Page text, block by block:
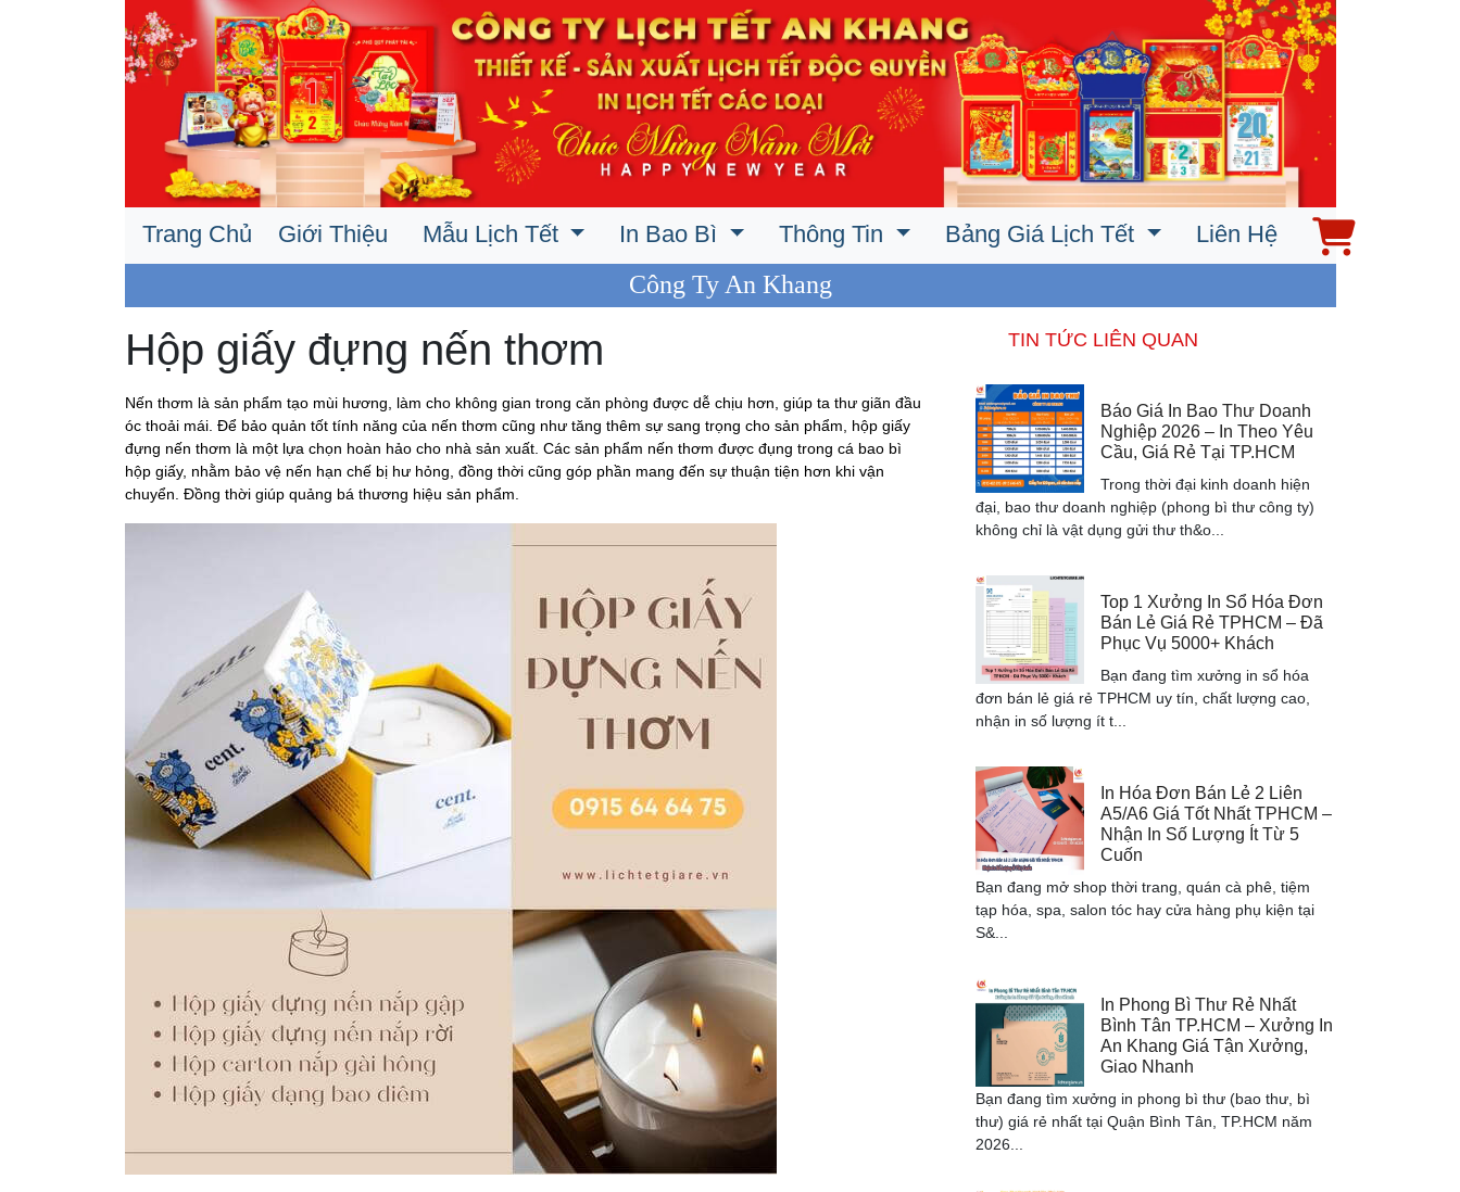
Trang Chủ Giới Thiệu Mẫu Lịch Tết In Bao Bì Thông Tin Bảng Giá Lịch Tết Liên Hệ
Công Ty An Khang
Hộp giấy đựng nến thơm
Nến thơm là sản phẩm tạo mùi hương, làm cho không gian trong căn phòng được dễ chịu hơn, giúp ta thư giãn đầu
óc thoải mái. Để bảo quản tốt tính năng của nến thơm cũng như tăng thêm sự sang trọng cho sản phẩm, hộp giấy
đựng nến thơm là một lựa chọn hoàn hảo cho nhà sản xuất. Các sản phẩm nến thơm được đụng trong cá bao bì
hộp giấy, nhằm bảo vệ nến hạn chế bị hư hỏng, đồng thời cũng góp phần mang đến sự thuận tiện hơn khi vận
chuyển. Đồng thời giúp quảng bá thương hiệu sản phẩm.
TIN TỨC LIÊN QUAN
Báo Giá In Bao Thư Doanh
Nghiệp 2026 – In Theo Yêu
Cầu, Giá Rẻ Tại TP.HCM
Trong thời đại kinh doanh hiện
đại, bao thư doanh nghiệp (phong bì thư công ty)
không chỉ là vật dụng gửi thư th&o...
Top 1 Xưởng In Sổ Hóa Đơn
Bán Lẻ Giá Rẻ TPHCM – Đã
Phục Vụ 5000+ Khách
Bạn đang tìm xưởng in sổ hóa
đơn bán lẻ giá rẻ TPHCM uy tín, chất lượng cao,
nhận in số lượng ít t...
In Hóa Đơn Bán Lẻ 2 Liên
A5/A6 Giá Tốt Nhất TPHCM –
Nhận In Số Lượng Ít Từ 5
Cuốn
Bạn đang mở shop thời trang, quán cà phê, tiệm
tạp hóa, spa, salon tóc hay cửa hàng phụ kiện tại
S&...
In Phong Bì Thư Rẻ Nhất
Bình Tân TP.HCM – Xưởng In
An Khang Giá Tận Xưởng,
Giao Nhanh
Bạn đang tìm xưởng in phong bì thư (bao thư, bì
thư) giá rẻ nhất tại Quận Bình Tân, TP.HCM năm
2026...